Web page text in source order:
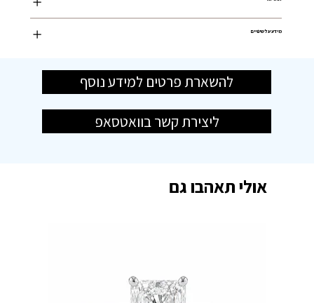
מידע על שינויים
להשארת פרטים למידע נוסף
ליצירת קשר בוואטסאפ
אולי תאהבו גם